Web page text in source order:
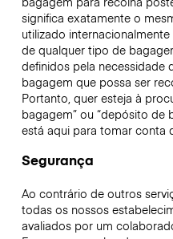
significa exatamente o
utilizado
de qualquer tipo de
definidos pela necessidade
bagagem que possa ser
Portanto, quer esteja à
bagagem” ou “depósito de
está aqui para tomar conta
Segurança
Ao contrário de outros
todas os nossos
avaliados por um